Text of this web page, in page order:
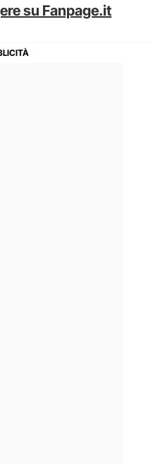
su Fanpage.it